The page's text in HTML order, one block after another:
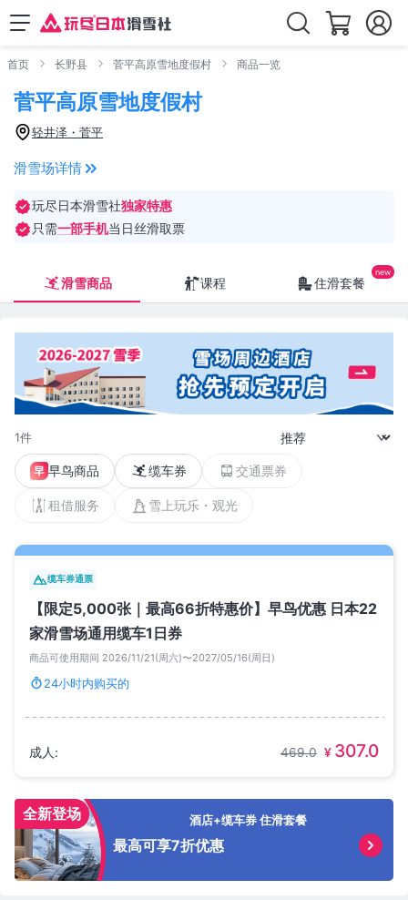
首页 长野县 菅平高原雪地度假村 商品一览
菅平高原雪地度假村
轻井泽・菅平
滑雪场详情
玩尽日本滑雪社独家特惠
只需一部手机当日丝滑取票
滑雪商品 课程 住滑套餐
1件
早鸟商品 缆车券 交通票券
租借服务 雪上玩乐・观光
缆车券通票
【限定5,000张｜最高66折特惠价】早鸟优惠 日本22
家滑雪场通用缆车1日券
商品可使用期间 2026/11/21(周六)〜2027/05/16(周日)
24小时内购买的
成人 : 469.0 ¥ 307.0
全新登场 酒店+缆车券 住滑套餐
最高可享7折优惠